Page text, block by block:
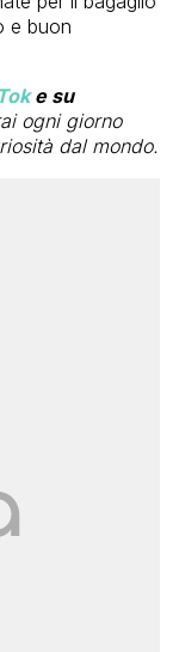
e buon
e su
ogni giorno
dal mondo.